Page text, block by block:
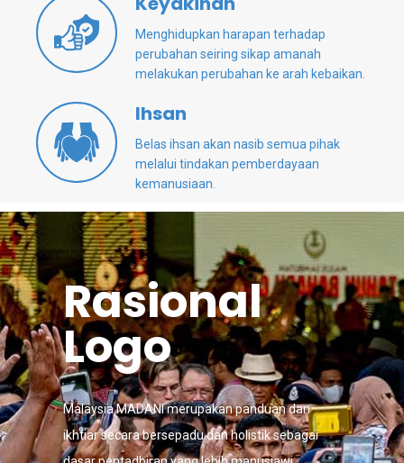
Menghidupkan harapan terhadap
perubahan seiring sikap amanah
melakukan perubahan ke arah kebaikan.
Ihsan
Belas ihsan akan nasib semua pihak
melalui tindakan pemberdayaan
kemanusiaan.
Rasional
Logo
Malaysia MADANI merupakan panduan dan
ikhtiar secara bersepadu dan holistik sebagai